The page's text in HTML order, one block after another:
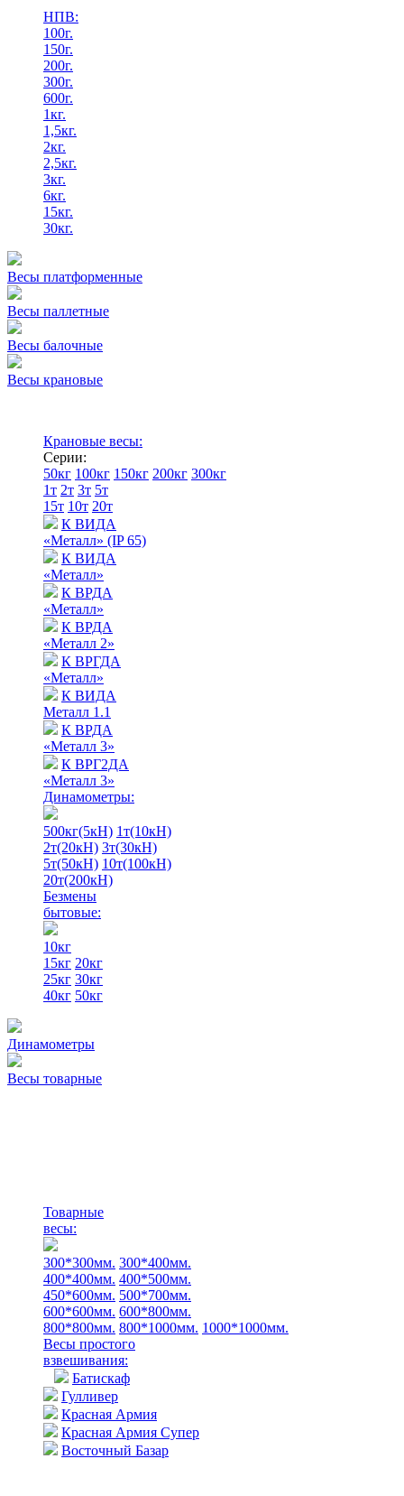
НПВ:
100г.
150г.
200г.
300г.
600г.
1кг.
1,5кг.
2кг.
2,5кг.
3кг.
6кг.
15кг.
30кг.
Весы платформенные
Весы паллетные
Весы балочные
Весы крановые
Крановые весы:
Серии:
50кг 100кг 150кг 200кг 300кг
1т 2т 3т 5т
15т 10т 20т
К ВИДА
«Металл» (IP 65)
К ВИДА
«Металл»
К ВРДА
«Металл»
К ВРДА
«Металл 2»
К ВРГДА
«Металл»
К ВИДА
Металл 1.1
К ВРДА
«Металл 3»
К ВРГ2ДА
«Металл 3»
Динамометры:
500кг(5кН) 1т(10кН)
2т(20кН) 3т(30кН)
5т(50кН) 10т(100кН)
20т(200кН)
Безмены
бытовые:
10кг
15кг 20кг
25кг 30кг
40кг 50кг
Динамометры
Весы товарные
Товарные
весы:
300*300мм. 300*400мм.
400*400мм. 400*500мм.
450*600мм. 500*700мм.
600*600мм. 600*800мм.
800*800мм. 800*1000мм. 1000*1000мм.
Весы простого
взвешивания:
Батискаф
Гулливер
Красная Армия
Красная Армия Супер
Восточный Базар